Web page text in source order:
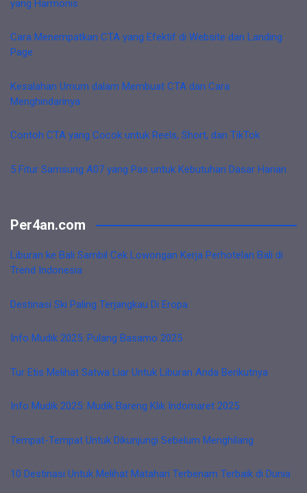
yang Harmonis
Cara Menempatkan CTA yang Efektif di Website dan Landing
Page
Kesalahan Umum dalam Membuat CTA dan Cara
Menghindarinya
Contoh CTA yang Cocok untuk Reels, Short, dan TikTok
5 Fitur Samsung A07 yang Pas untuk Kebutuhan Dasar Harian
Per4an.com
Liburan ke Bali Sambil Cek Lowongan Kerja Perhotelan Bali di
Trend Indonesia
Destinasi Ski Paling Terjangkau Di Eropa
Info Mudik 2025: Pulang Basamo 2025
Tur Etis Melihat Satwa Liar Untuk Liburan Anda Berikutnya
Info Mudik 2025: Mudik Bareng Klik Indomaret 2025
Tempat-Tempat Untuk Dikunjungi Sebelum Menghilang
10 Destinasi Untuk Melihat Matahari Terbenam Terbaik di Dunia